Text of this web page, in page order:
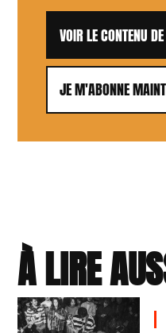
VOIR LE CONTENU
JE M'ABONNE
À LIRE